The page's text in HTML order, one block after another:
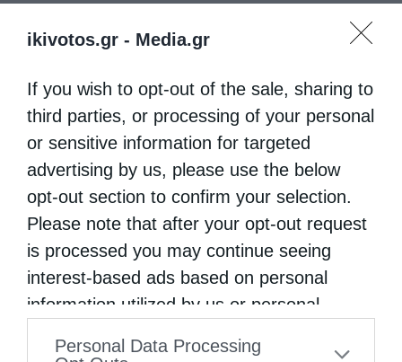
ikivotos.gr - Media.gr
If you wish to opt-out of the sale, sharing to
third parties, or processing of your personal
or sensitive information for targeted
advertising by us, please use the below
opt-out section to confirm your selection.
Please note that after your opt-out request
is processed you may continue seeing
interest-based ads based on personal
information utilized by us or personal
to your opt-out. You may separately opt-out
Personal Data Processing